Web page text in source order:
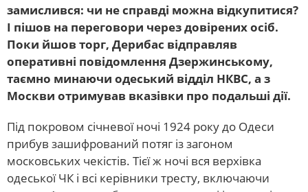
замислився: чи не справді можна відкупитися?
І пішов на переговори через довірених осіб.
Поки йшов торг, Дерибас відправляв
оперативні повідомлення Дзержинському,
таємно минаючи одеський відділ НКВС, а з
Москви отримував вказівки про подальші дії.
Під покровом січневої ночі 1924 року до Одеси
прибув зашифрований потяг із загоном
московських чекістів. Тієї ж ночі вся верхівка
одеської ЧК і всі керівники тресту, включаючи